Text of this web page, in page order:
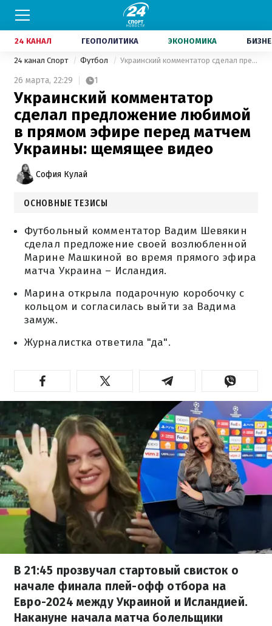
24 КАНАЛ ГЕОПОЛИТИКА ЭКОНОМИКА
24 канал Спорт Футбол Украинский комментатор сделал предложение любимой в прямом эфире перед матчем Украины: щемящее видео
26 марта, 22:29 1
Украинский комментатор
сделал предложение любимой
в прямом эфире перед матчем
Украины: щемящее видео
София Кулай
ОСНОВНЫЕ ТЕЗИСЫ
Футбольный комментатор Вадим Шевякин
сделал предложение своей возлюбленной
Марине Машкиной во время прямого эфира
матча Украина – Исландия.
Марина открыла подарочную коробочку с
кольцом и согласилась выйти за Вадима
замуж.
Журналистка ответила "да".
В 21:45 прозвучал стартовый свисток о
начале финала плей-офф отбора на
Евро-2024 между Украиной и Исландией.
Накануне начала матча болельщики